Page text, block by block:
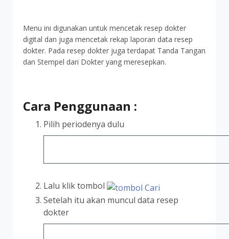
Menu ini digunakan untuk mencetak resep dokter
digital dan juga mencetak rekap laporan data resep
dokter. Pada resep dokter juga terdapat Tanda Tangan
dan Stempel dari Dokter yang meresepkan.
Cara Penggunaan :
Pilih periodenya dulu
Lalu klik tombol
Setelah itu akan muncul data resep
dokter